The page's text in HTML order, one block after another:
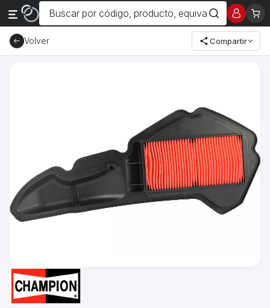
Volver Compartir